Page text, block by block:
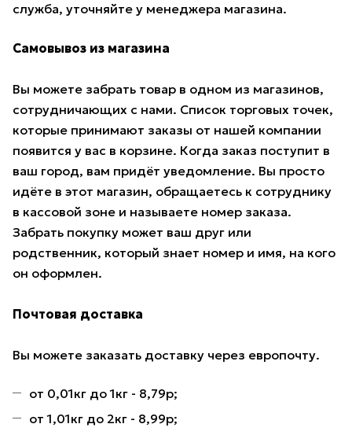
служба, уточняйте у менеджера магазина.
Самовывоз из магазина
Вы можете забрать товар в одном из магазинов,
сотрудничающих с нами. Список торговых точек,
которые принимают заказы от нашей компании
появится у вас в корзине. Когда заказ поступит в
ваш город, вам придёт уведомление. Вы просто
идёте в этот магазин, обращаетесь к сотруднику
в кассовой зоне и называете номер заказа.
Забрать покупку может ваш друг или
родственник, который знает номер и имя, на кого
он оформлен.
Почтовая доставка
Вы можете заказать доставку через европочту.
от 0,01кг до 1кг - 8,79р;
от 1,01кг до 2кг - 8,99р;